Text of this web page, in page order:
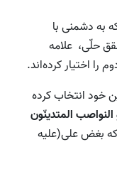
به دشمنی با
حلّی، علامه
اختیار کرده‌اند.
خود انتخاب کرده
النواصب المتدینّون
بغض علی(علیه